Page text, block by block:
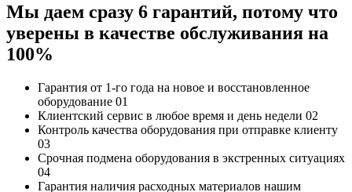
Мы даем сразу 6 гарантий, потому что
уверены в качестве обслуживания на
100%
Гарантия от 1-го года на новое и восстановленное
оборудование 01
Клиентский сервис в любое время и день недели 02
Контроль качества оборудования при отправке клиенту
03
Срочная подмена оборудования в экстренных ситуациях
04
Гарантия наличия расходных материалов нашим